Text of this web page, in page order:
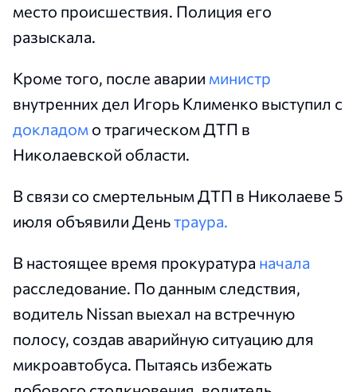
место происшествия. Полиция его
разыскала.
Кроме того, после аварии министр
внутренних дел Игорь Клименко выступил с
докладом о трагическом ДТП в
Николаевской области.
В связи со смертельным ДТП в Николаеве 5
июля объявили Деньтраура.
В настоящее время прокуратура начала
расследование. По данным следствия,
водитель Nissan выехал на встречную
полосу, создав аварийную ситуацию для
микроавтобуса. Пытаясь избежать